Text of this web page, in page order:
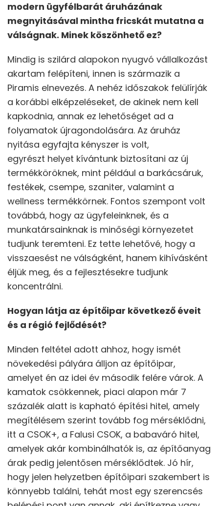
modern ügyfélbarát áruházának
megnyitásával mintha fricskát mutatna a
válságnak. Minek köszönhető ez?
Mindig is szilárd alapokon nyugvó vállalkozást
akartam felépíteni, innen is származik a
Piramis elnevezés. A nehéz időszakok felülírják
a korábbi elképzeléseket, de akinek nem kell
kapkodnia, annak ez lehetőséget ad a
folyamatok újragondolására. Az áruház
nyitása egyfajta kényszer is volt,
egyrészt helyet kívántunk biztosítani az új
termékköröknek, mint például a barkácsáruk,
festékek, csempe, szaniter, valamint a
wellness termékkörnek. Fontos szempont volt
továbbá, hogy az ügyfeleinknek, és a
munkatársainknak is minőségi környezetet
tudjunk teremteni. Ez tette lehetővé, hogy a
visszaesést ne válságként, hanem kihívásként
éljük meg, és a fejlesztésekre tudjunk
koncentrálni.
Hogyan látja az építőipar következő éveit
és a régió fejlődését?
Minden feltétel adott ahhoz, hogy ismét
növekedési pályára álljon az építőipar,
amelyet én az idei év második felére várok. A
kamatok csökkennek, piaci alapon már 7
százalék alatt is kapható építési hitel, amely
megítélésem szerint tovább fog mérséklődni,
itt a CSOK+, a Falusi CSOK, a babaváró hitel,
amelyek akár kombinálhatók is, az építőanyag
árak pedig jelentősen mérséklődtek. Jó hír,
hogy jelen helyzetben építőipari szakembert is
könnyebb találni, tehát most egy szerencsés